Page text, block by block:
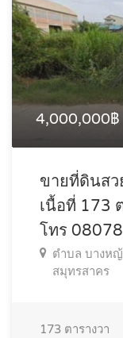
4,000,000฿
ขายที่ดินสว
เนื้อที่ 173
โทร
ตำบล บางห
สมุทรสาคร
173 ตารางวา